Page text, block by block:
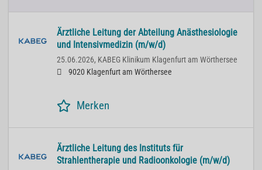
Ärztliche Leitung der Abteilung Anästhesiologie
und Intensivmedizin (m/w/d)
25.06.2026, KABEG Klinikum Klagenfurt am Wörthersee
9020 Klagenfurt am Wörthersee
Merken
Ärztliche Leitung des Instituts für
Strahlentherapie und Radioonkologie (m/w/d)